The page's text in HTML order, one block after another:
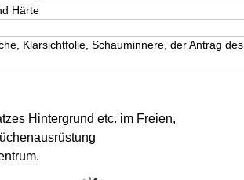
Härte
Klarsichtfolie, Schauminnere, der Antrag des
Hintergrund etc. im Freien,